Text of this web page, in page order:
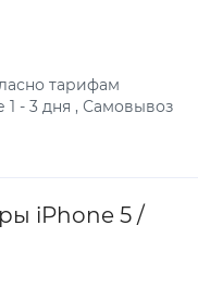
тарифам
- 3 дня , Самовывоз
iPhone 5 /